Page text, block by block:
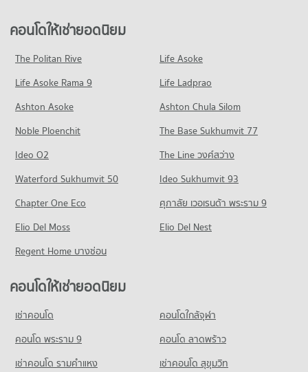
คอนโด เทสโก้โลตัสตลาด ระยอง
มีคอนโดให้เช่า 81 ประกาศ
ขายคอนโด เทสโก้โลตัสตลาด ระยอง
ขายคอนโด หาดแสงจันทร์
มีคอนโดขาย 10 ประกาศ
คอนโด สำนักงานขนส่งจังหวัดระยอง
30 โครงการ
คอนโดให้เช่า สำนักงานขนส่งจังหวัดระยอง
มีคอนโดให้เช่า 23 ประกาศ
ขายคอนโด สำนักงานขนส่งจังหวัดระยอง
มีคอนโดขาย 70 ประกาศ
คอนโด หาดแหลมเจริญ
มีคอนโดให้เช่า 3 ประกาศ
ขายคอนโด หาดแหลมเจริญ
มีคอนโดขาย 7 ประกาศ
คอนโดให้เช่ายอดนิยม
The Politan Rive
Life Asoke
Life Asoke Rama 9
Life Ladprao
Ashton Asoke
Ashton Chula Silom
Noble Ploenchit
The Base Sukhumvit 77
Ideo O2
The Line วงศ์สว่าง
Waterford Sukhumvit 50
Ideo Sukhumvit 93
Chapter One Eco
ศุภาลัย เวอเรนด้า พระราม 9
Elio Del Moss
Elio Del Nest
Regent Home บางซ่อน
คอนโดให้เช่ายอดนิยม
เช่าคอนโด
คอนโดใกล้จุฬา
คอนโด พระราม 9
คอนโด ลาดพร้าว
เช่าคอนโด รามคําแหง
เช่าคอนโด สุขุมวิท